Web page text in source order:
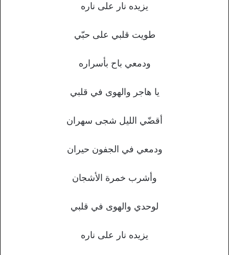
يزيده نار على ناره
طويت قلبي على حبّي
ودمعي باح بأسراره
يا هاجر والهوى في قلبي
أقضّي الليل شجى سهران
ودمعي في الجفون حيران
وأشرب خمرة الأشجان
لوحدي والهوى في قلبي
يزيده نار على ناره